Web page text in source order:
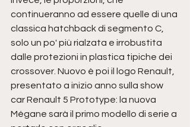
continueranno ad essere quelle di una
classica hatchback di segmento C,
solo un po' più rialzata e irrobustita
dalle protezioni in plastica tipiche dei
crossover. Nuovo è poi il logo Renault,
presentato a inizio anno sulla show
car Renault 5 Prototype: la nuova
Mégane sarà il primo modello di serie a